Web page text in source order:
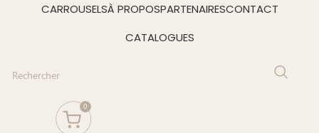
CARROUSELSÀ PROPOSPARTENAIRESCONTACT
CATALOGUES
0